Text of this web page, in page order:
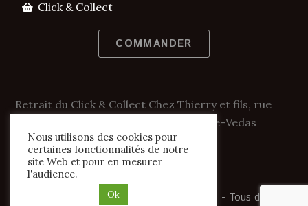
Click & Collect
COMMANDER
Retrait du Click & Collect Chez Thierry et fils, rue
Fon de l'Hospital. 34430 Saint-Jean-de-Vedas
Chocolaterie Védasienne. 2026 - Tous droits
Nous utilisons des cookies pour
certaines fonctionnalités de notre
site Web et pour en mesurer
l'audience.
Ok